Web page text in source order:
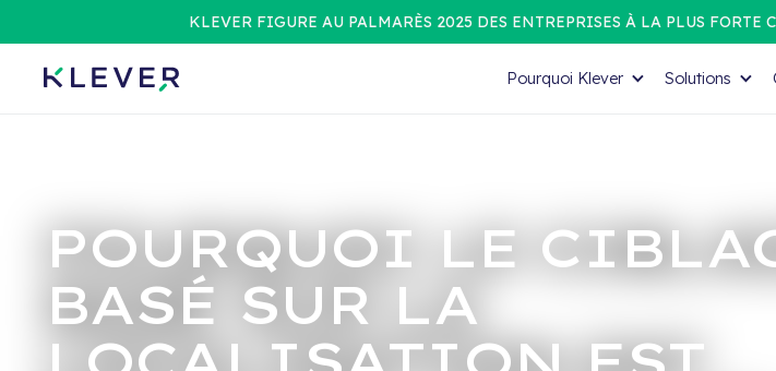
KLEVER FIGURE AU PALMARÈS 2025 DES ENTREPRISES À LA PLUS
Pourquoi Klever Solutions
POURQUOI LE
BASÉ SUR LA